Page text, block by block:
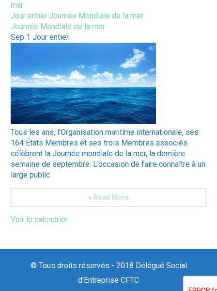
mar
Jour entierJournée Mondiale de la mer
Journée Mondiale de la mer
Sep 1Jour entier
Tous les ans, l’Organisation maritime internationale, ses
164 États Membres et ses trois Membres associés
célèbrent la Journée mondiale de la mer, la dernière
semaine de septembre. L’occasion de faire connaître à un
large public
+ Read More
Voir le calendrier
© Tous droits réservés - 2018 Délégué Social
d'Entreprise CFTC